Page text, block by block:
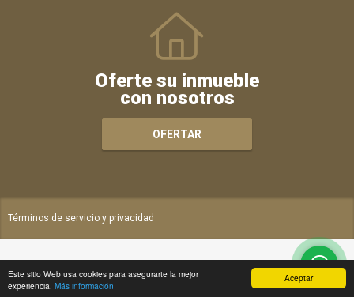
Aceptar
Este sitio Web usa cookies para asegurarte la mejor
experiencia. Más información
Oferte su inmueble
con nosotros
OFERTAR
Términos de servicio y privacidad